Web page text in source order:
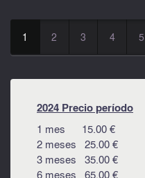
1 2 3 4 5
2024 Precio período
1 mes 15.00 €
2 meses 25.00 €
3 meses 35.00 €
6 meses 65.00 €